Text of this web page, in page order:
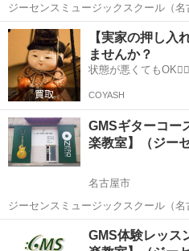
ジーセンスミュージックスクール（名古
にかく音楽を楽しみたい！ ・スキル
にさらに磨きをかけたい！ ・何か新しい
も音楽レッスン始めてみま...
愛知 名古屋市 ギター
【実家の押し入
ませんか？
状態が悪くても
COYASH
GMSギターコー
楽教室】（ジー
名古屋市
ジーセンスミュージックスクール（名古
にかく音楽を楽しみたい！ ・スキル
にさらに磨きをかけたい！ ・何か新しい
ギター
GMS体験レッス